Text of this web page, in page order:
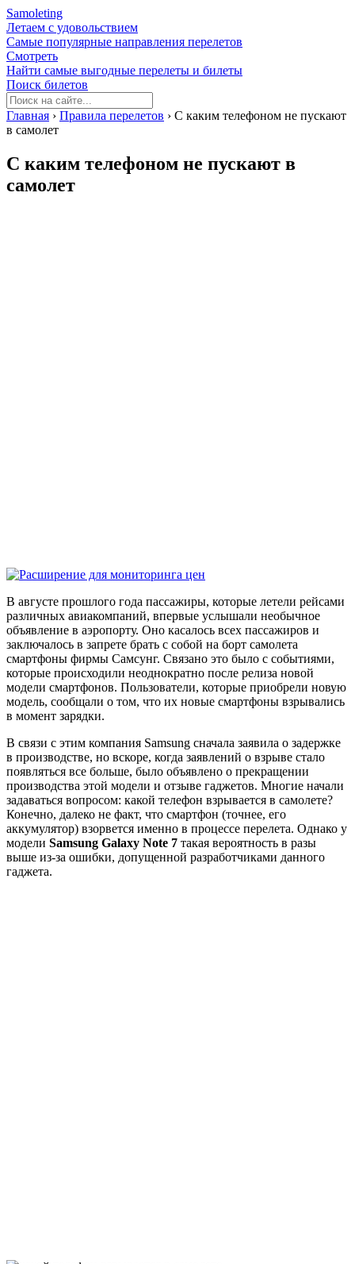
Samoleting
Летаем с удовольствием
Самые популярные направления перелетов
Смотреть
Найти самые выгодные перелеты и билеты
Поиск билетов
Главная › Правила перелетов › С каким телефоном не пускают
в самолет
С каким телефоном не пускают в
самолет
В августе прошлого года пассажиры, которые летели рейсами
различных авиакомпаний, впервые услышали необычное
объявление в аэропорту. Оно касалось всех пассажиров и
заключалось в запрете брать с собой на борт самолета
смартфоны фирмы Самсунг. Связано это было с событиями,
которые происходили неоднократно после релиза новой
модели смартфонов. Пользователи, которые приобрели новую
модель, сообщали о том, что их новые смартфоны взрывались
в момент зарядки.
В связи с этим компания Samsung сначала заявила о задержке
в производстве, но вскоре, когда заявлений о взрыве стало
появляться все больше, было объявлено о прекращении
производства этой модели и отзыве гаджетов. Многие начали
задаваться вопросом: какой телефон взрывается в самолете?
Конечно, далеко не факт, что смартфон (точнее, его
аккумулятор) взорвется именно в процессе перелета. Однако у
модели Samsung Galaxy Note 7 такая вероятность в разы
выше из-за ошибки, допущенной разработчиками данного
гаджета.